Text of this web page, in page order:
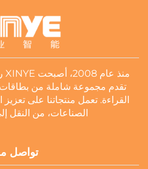
القراءة. تعمل منتجاتنا على
الصناعات، من النقل
تواصل